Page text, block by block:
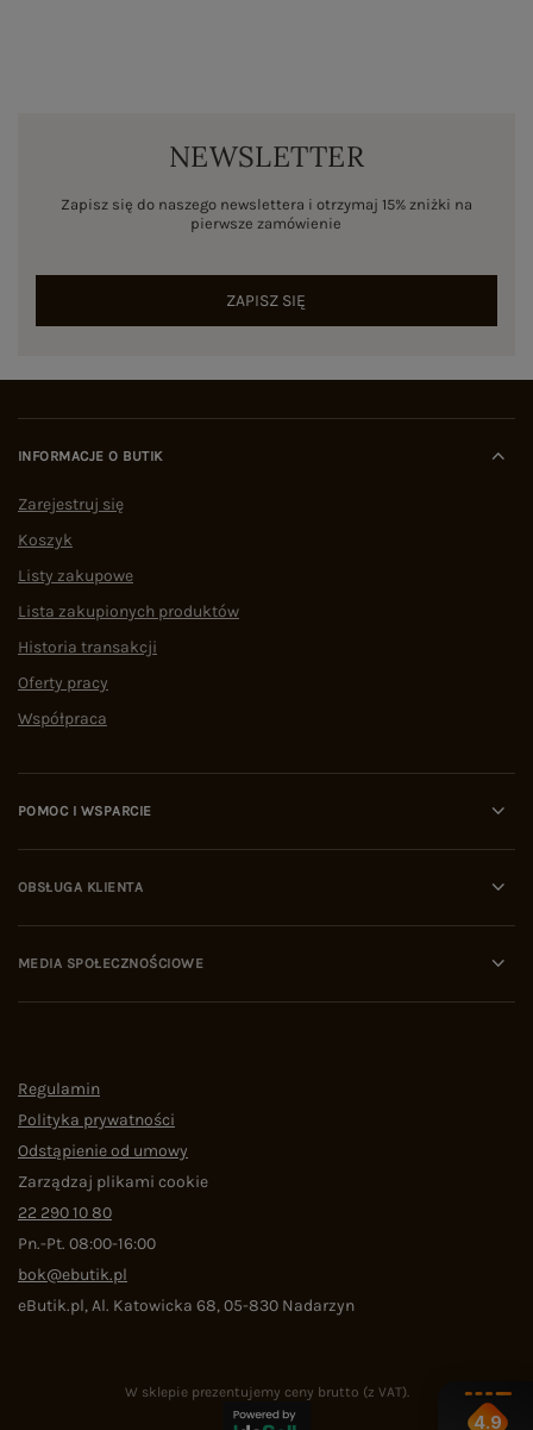
NEWSLETTER
Zapisz się do naszego newslettera i otrzymaj 15% zniżki na
pierwsze zamówienie
ZAPISZ SIĘ
INFORMACJE O BUTIK
Zarejestruj się
Koszyk
Listy zakupowe
Lista zakupionych produktów
Historia transakcji
Oferty pracy
Współpraca
POMOC I WSPARCIE
OBSŁUGA KLIENTA
MEDIA SPOŁECZNOŚCIOWE
Regulamin
Polityka prywatności
Odstąpienie od umowy
Zarządzaj plikami cookie
22 290 10 80
Pn.-Pt. 08:00-16:00
bok@ebutik.pl
eButik.pl,Al. Katowicka 68,05-830 Nadarzyn
W sklepie prezentujemy ceny brutto (z VAT).
4.9